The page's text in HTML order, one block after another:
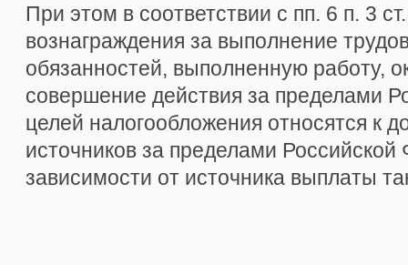
При этом в соответствии с пп. 6 п. 3
вознаграждения за выполнение
обязанностей, выполненную работу,
совершение действия за пределами
целей налогообложения относятся к
источников за пределами
зависимости от источника выплаты